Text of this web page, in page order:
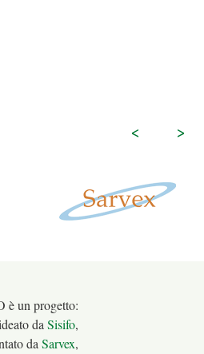
>
<
è un progetto:
da Sisifo,
da Sarvex,